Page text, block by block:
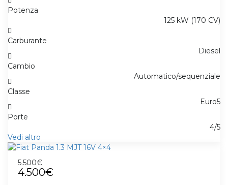
Potenza
125 kW (170 CV)
Carburante
Diesel
Cambio
Automatico/sequenziale
Classe
Euro5
Porte
4/5
Vedi altro
5.500€
4.500€